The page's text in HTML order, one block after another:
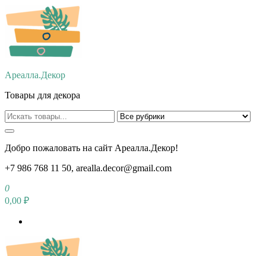
Перейти
к
содержимому
Ареалла.Декор
Товары для декора
Добро пожаловать на сайт Ареалла.Декор!
+7 986 768 11 50, arealla.decor@gmail.com
0
0,00 ₽